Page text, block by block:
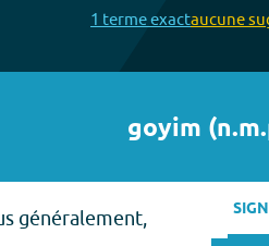
1 termeexactaucune
goyim (
généralement,